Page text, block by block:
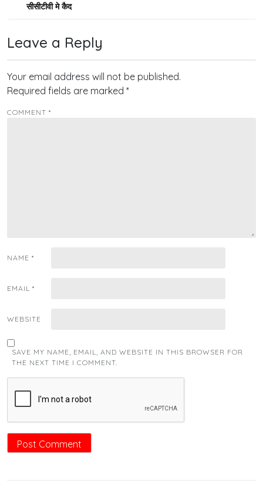
सीसीटीवी मे कैद
Leave a Reply
Your email address will not be published.
Required fields are marked *
COMMENT *
NAME *
EMAIL *
WEBSITE
SAVE MY NAME, EMAIL, AND WEBSITE IN THIS BROWSER FOR
THE NEXT TIME I COMMENT.